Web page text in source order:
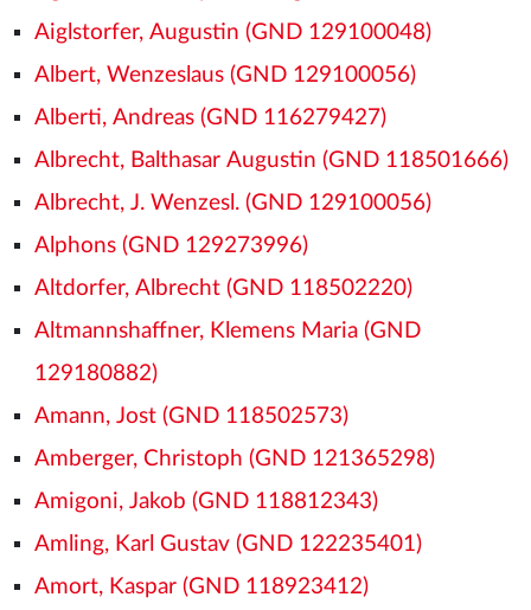
Aiglstorfer, Augustin (GND 129100048)
Albert, Wenzeslaus (GND 129100056)
Alberti, Andreas (GND 116279427)
Albrecht, Balthasar Augustin (GND 118501666)
Albrecht, J. Wenzesl. (GND 129100056)
Alphons (GND 129273996)
Altdorfer, Albrecht (GND 118502220)
Altmannshaffner, Klemens Maria (GND
129180882)
Amann, Jost (GND 118502573)
Amberger, Christoph (GND 121365298)
Amigoni, Jakob (GND 118812343)
Amling, Karl Gustav (GND 122235401)
Amort, Kaspar (GND 118923412)